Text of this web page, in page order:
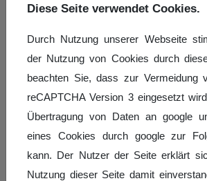
verpflichtet, übermittelte oder
Informationen zu überwachen oder
zu forschen, die auf eine
hinweisen.
Verpflichtungen zur Entfernung
Nutzung von Informationen nach
Gesetzen bleiben hiervon
diesbezügliche Haftung ist
Zeitpunkt der Kenntnis
Diese Seite verwendet Cookies.
Durch Nutzung unserer Webseite
der Nutzung von Cookies durch
beachten Sie, dass zur Vermeidung
reCAPTCHA Version 3 eingesetzt
Übertragung von Daten an google
eines Cookies durch google zur
kann. Der Nutzer der Seite erklärt
Nutzung dieser Seite damit